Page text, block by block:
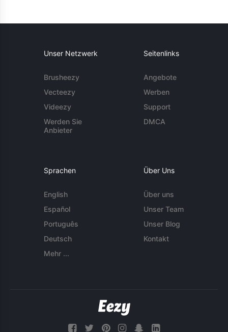
Unser Netzwerk
Brusheezy
Vecteezy
Videezy
Werden Sie
Anbieter
Seitenlinks
Angebote
Werben
Support
DMCA
Sprachen
English
Español
Português
Deutsch
Mehr ...
Über Uns
Über uns
Unser Team
Unser Blog
Kontakt